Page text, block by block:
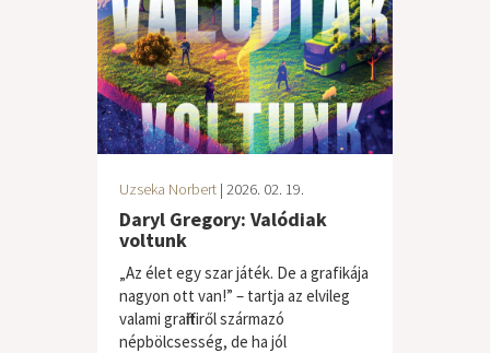
Uzseka Norbert | 2026. 02. 19.
Daryl Gregory: Valódiak
voltunk
„Az élet egy szar játék. De a grafikája
nagyon ott van!” – tartja az elvileg
valami graffitiről származó
népbölcsesség, de ha jól